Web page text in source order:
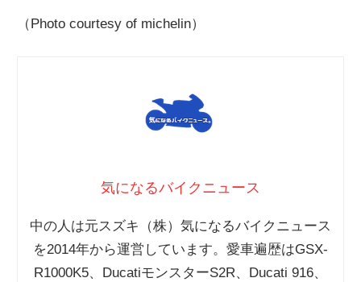
（Photo courtesy of michelin）
気になるバイクニュース
中の人は元スズキ（株）気になるバイクニュース
を2014年から運営しています。愛車遍歴はGSX-
R1000K5、DucatiモンスターS2R、Ducati 916、